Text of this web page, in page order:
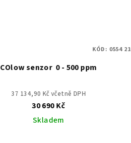
COlow senzor 0 - 500 ppm
37 134,90 Kč včetně DPH
30 690 Kč
Skladem
KÓD: 0554